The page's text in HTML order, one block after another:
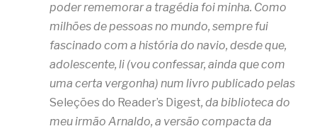
poder rememorar a tragédia foi minha. Como
milhões de pessoas no mundo, sempre fui
fascinado com a história do navio, desde que,
adolescente, li (vou confessar, ainda que com
uma certa vergonha) num livro publicado pelas
Seleções do Reader’s Digest, da biblioteca do
meu irmão Arnaldo, a versão compacta da